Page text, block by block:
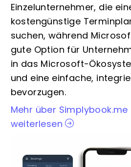
Einzelunternehmer, die
kostengünstige
suchen, während
gute Option für
in das Microsoft-
und eine einfache,
bevorzugen.
Mehr über
weiterlesen